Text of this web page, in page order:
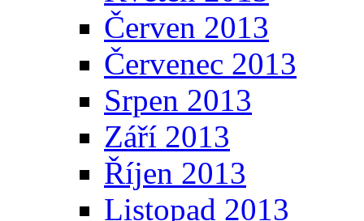
Červen 2013
Červenec 2013
Srpen 2013
Září 2013
Říjen 2013
Listopad 2013